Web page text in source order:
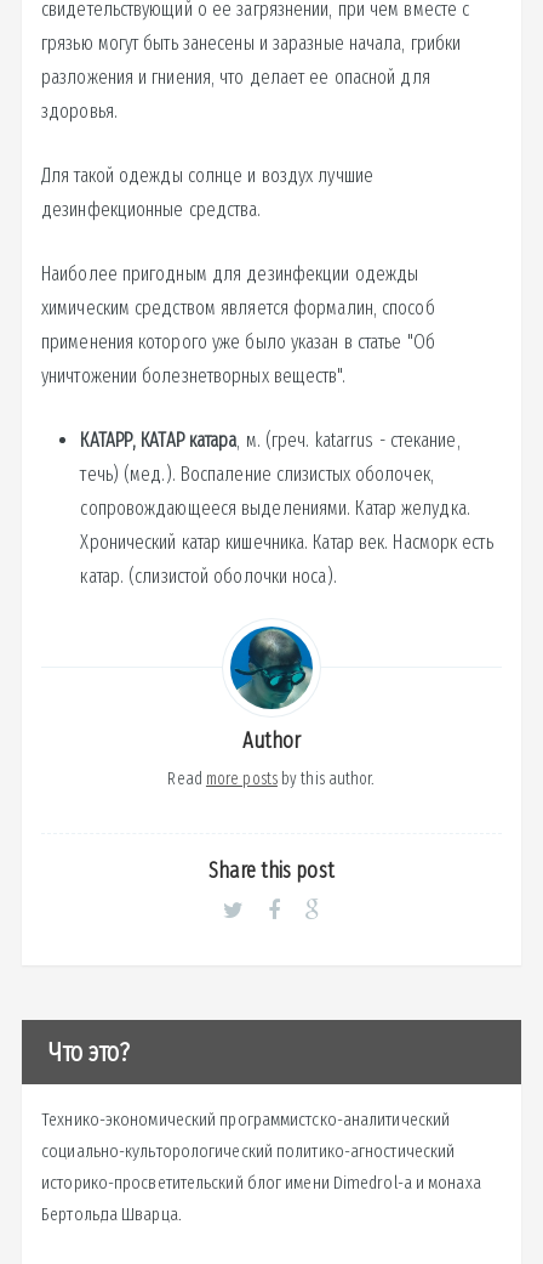
свидетельствующий о ее загрязнении, при чем вместе с
грязью могут быть занесены и заразные начала, грибки
разложения и гниения, что делает ее опасной для
здоровья.
Для такой одежды солнце и воздух лучшие
дезинфекционные средства.
Наиболее пригодным для дезинфекции одежды
химическим средством является формалин, способ
применения которого уже было указан в статье "Об
уничтожении болезнетворных веществ".
КАТАРР, КАТАР катара, м. (греч. katarrus - стекание,
течь) (мед.). Воспаление слизистых оболочек,
сопровождающееся выделениями. Катар желудка.
Хронический катар кишечника. Катар век. Насморк есть
катар. (слизистой оболочки носа).
Author
Read more postsby this author.
Share this post
Что это?
Технико-экономический программистско-аналитический
социально-культорологический политико-агностический
историко-просветительский блог имени Dimedrol-a и монаха
Бертольда Шварца.